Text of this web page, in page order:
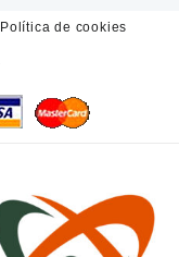
Política de cookies